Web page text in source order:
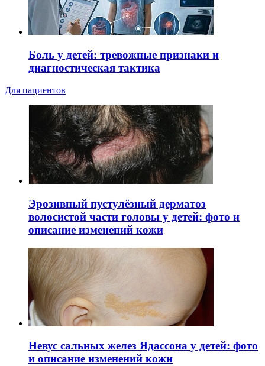
Боль у детей: тревожные признаки и
диагностическая тактика
Для пациентов
Эрозивный пустулёзный дерматоз
волосистой части головы у детей: фото и
описание изменений кожи
Невус сальных желез Ядассона у детей: фото
и описание изменений кожи